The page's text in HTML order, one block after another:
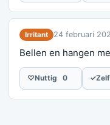
Irritant 24 februari
Bellen en hangen
♡Nuttig 0 ✓